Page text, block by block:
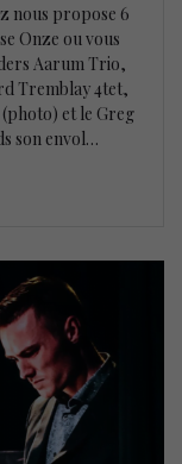
nous propose 6
Onze ou vous
Aarum Trio,
Tremblay 4tet,
et le Greg
son envol…